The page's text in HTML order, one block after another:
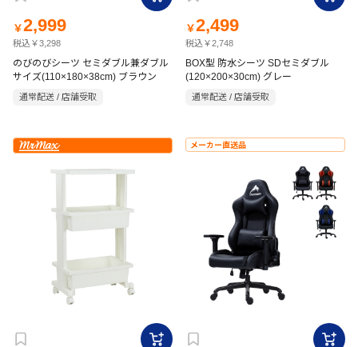
￥2,999
税込￥3,298
のびのびシーツ セミダブル兼ダブル
サイズ(110×180×38cm) ブラウン
通常配送 / 店舗受取
￥2,499
税込￥2,748
BOX型 防水シーツ SDセミダブル
(120×200×30cm) グレー
通常配送 / 店舗受取
メーカー直送品